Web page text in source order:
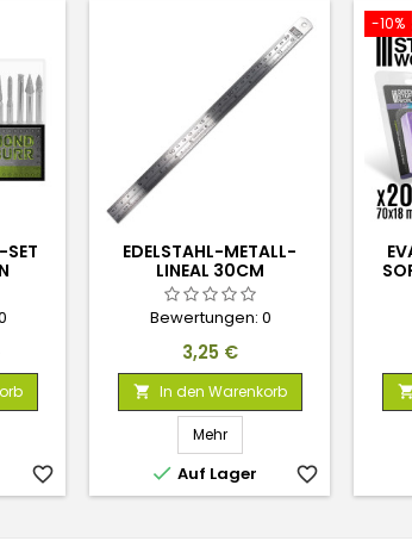
SET
favorite_border
EDELSTAHL-METALL-
LINEAL 30CM
Bewertungen: 0
Preis
3,25 €
 In den Warenkorb
Mehr
 Auf Lager favorite_border
-10%
